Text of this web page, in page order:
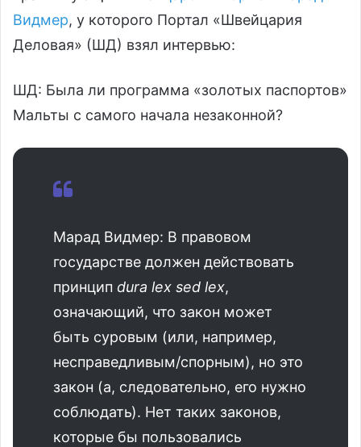
Видмер, у которого Портал «Швейцария
Деловая» (ШД) взял интервью:
ШД: Была ли программа «золотых паспортов»
Мальты с самого начала незаконной?
Марад Видмер: В правовом
государстве должен действовать
принцип dura lex sed lex,
означающий, что закон может
быть суровым (или, например,
несправедливым/спорным), но это
закон (а, следовательно, его нужно
соблюдать). Нет таких законов,
которые бы пользовались